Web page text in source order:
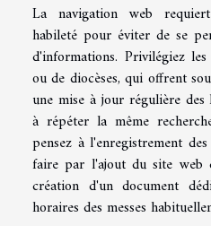
La navigation web
habileté pour éviter de se
d'informations. Privilégiez
ou de diocèses, qui offrent
une mise à jour régulière
à répéter la même
pensez à l'enregistrement
faire par l'ajout du site web
création d'un document
horaires des messes